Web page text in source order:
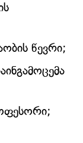
წევრი;